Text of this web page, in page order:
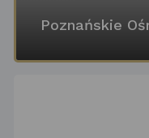
Poznańskie